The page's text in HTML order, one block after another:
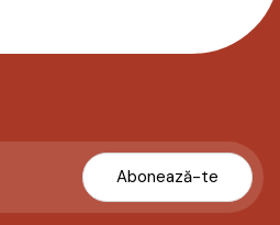
Abonează-te